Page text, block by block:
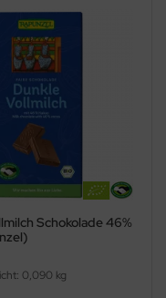
Schokolade 46%
0,090 kg